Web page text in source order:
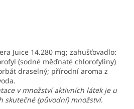
Juice 14.280 mg; zahušťovadlo:
(sodné měďnaté chlorofyliny)
draselný; přírodní aroma z
v množství aktivních látek je u
skutečné (původní) množství.